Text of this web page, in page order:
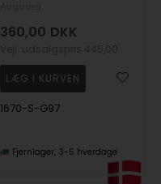
360,00 DKK
1670-S-G97
Fjernlager 3-5 hverdage